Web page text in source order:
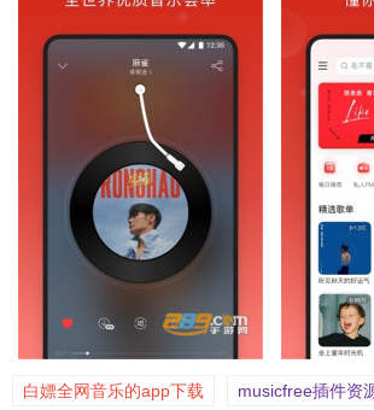
白嫖全网音乐的app下载 musicfree插件资